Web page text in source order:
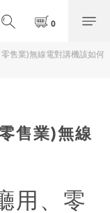
售業)無線電對講機該如何
售業)無線
用、零